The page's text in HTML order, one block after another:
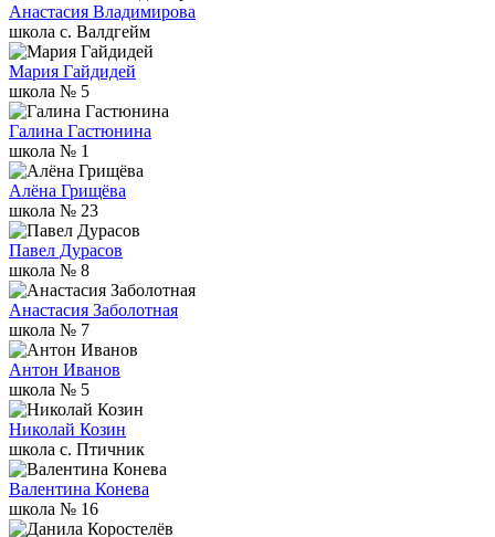
Анастасия Владимирова
школа с. Валдгейм
Мария Гайдидей
школа № 5
Галина Гастюнина
школа № 1
Алёна Грищёва
школа № 23
Павел Дурасов
школа № 8
Анастасия Заболотная
школа № 7
Антон Иванов
школа № 5
Николай Козин
школа c. Птичник
Валентина Конева
школа № 16